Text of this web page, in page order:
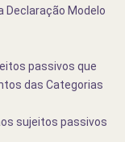
Declaração Modelo
passivos que
das Categorias
sujeitos passivos